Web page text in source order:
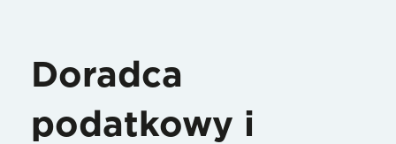
Doradca
podatkowy i